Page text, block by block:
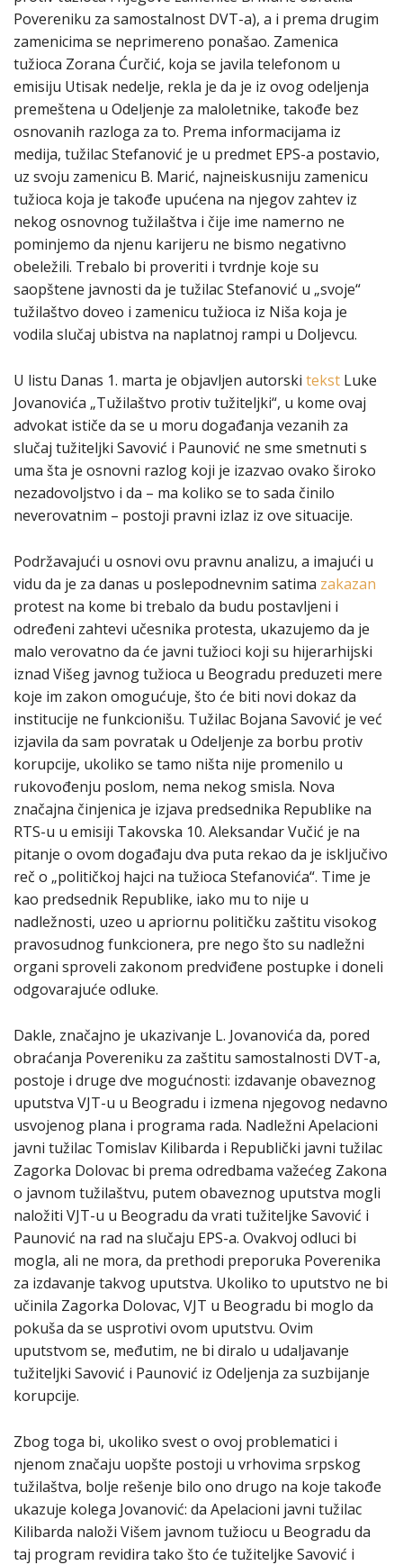
Povereniku za samostalnost DVT-a), a i prema drugim
zamenicima se neprimereno ponašao. Zamenica
tužioca Zorana Ćurčić, koja se javila telefonom u
emisiju Utisak nedelje, rekla je da je iz ovog odeljenja
premeštena u Odeljenje za maloletnike, takođe bez
osnovanih razloga za to. Prema informacijama iz
medija, tužilac Stefanović je u predmet EPS-a postavio,
uz svoju zamenicu B. Marić, najneiskusniju zamenicu
tužioca koja je takođe upućena na njegov zahtev iz
nekog osnovnog tužilaštva i čije ime namerno ne
pominjemo da njenu karijeru ne bismo negativno
obeležili. Trebalo bi proveriti i tvrdnje koje su
saopštene javnosti da je tužilac Stefanović u „svoje“
tužilaštvo doveo i zamenicu tužioca iz Niša koja je
vodila slučaj ubistva na naplatnoj rampi u Doljevcu.
U listu Danas 1. marta je objavljen autorski tekst Luke
Jovanovića „Tužilaštvo protiv tužiteljki“, u kome ovaj
advokat ističe da se u moru događanja vezanih za
slučaj tužiteljki Savović i Paunović ne sme smetnuti s
uma šta je osnovni razlog koji je izazvao ovako široko
nezadovoljstvo i da – ma koliko se to sada činilo
neverovatnim – postoji pravni izlaz iz ove situacije.
Podržavajući u osnovi ovu pravnu analizu, a imajući u
vidu da je za danas u poslepodnevnim satima zakazan
protest na kome bi trebalo da budu postavljeni i
određeni zahtevi učesnika protesta, ukazujemo da je
malo verovatno da će javni tužioci koji su hijerarhijski
iznad Višeg javnog tužioca u Beogradu preduzeti mere
koje im zakon omogućuje, što će biti novi dokaz da
institucije ne funkcionišu. Tužilac Bojana Savović je već
izjavila da sam povratak u Odeljenje za borbu protiv
korupcije, ukoliko se tamo ništa nije promenilo u
rukovođenju poslom, nema nekog smisla. Nova
značajna činjenica je izjava predsednika Republike na
RTS-u u emisiji Takovska 10. Aleksandar Vučić je na
pitanje o ovom događaju dva puta rekao da je isključivo
reč o „političkoj hajci na tužioca Stefanovića“. Time je
kao predsednik Republike, iako mu to nije u
nadležnosti, uzeo u apriornu političku zaštitu visokog
pravosudnog funkcionera, pre nego što su nadležni
organi sproveli zakonom predviđene postupke i doneli
odgovarajuće odluke.
Dakle, značajno je ukazivanje L. Jovanovića da, pored
obraćanja Povereniku za zaštitu samostalnosti DVT-a,
postoje i druge dve mogućnosti: izdavanje obaveznog
uputstva VJT-u u Beogradu i izmena njegovog nedavno
usvojenog plana i programa rada. Nadležni Apelacioni
javni tužilac Tomislav Kilibarda i Republički javni tužilac
Zagorka Dolovac bi prema odredbama važećeg Zakona
o javnom tužilaštvu, putem obaveznog uputstva mogli
naložiti VJT-u u Beogradu da vrati tužiteljke Savović i
Paunović na rad na slučaju EPS-a. Ovakvoj odluci bi
mogla, ali ne mora, da prethodi preporuka Poverenika
za izdavanje takvog uputstva. Ukoliko to uputstvo ne bi
učinila Zagorka Dolovac, VJT u Beogradu bi moglo da
pokuša da se usprotivi ovom uputstvu. Ovim
uputstvom se, međutim, ne bi diralo u udaljavanje
tužiteljki Savović i Paunović iz Odeljenja za suzbijanje
korupcije.
Zbog toga bi, ukoliko svest o ovoj problematici i
njenom značaju uopšte postoji u vrhovima srpskog
tužilaštva, bolje rešenje bilo ono drugo na koje takođe
ukazuje kolega Jovanović: da Apelacioni javni tužilac
Kilibarda naloži Višem javnom tužiocu u Beogradu da
taj program revidira tako što će tužiteljke Savović i